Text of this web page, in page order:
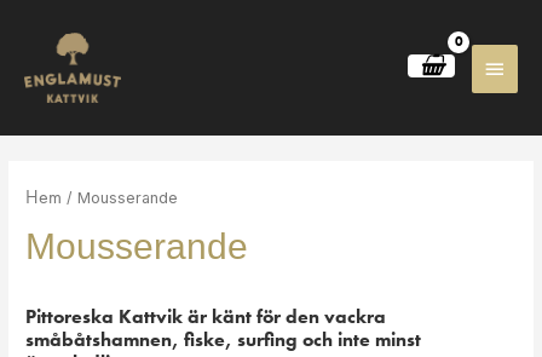
Hem / Mousserande
Mousserande
Pittoreska Kattvik är känt för den vackra
småbåtshamnen, fiske, surfing och inte minst